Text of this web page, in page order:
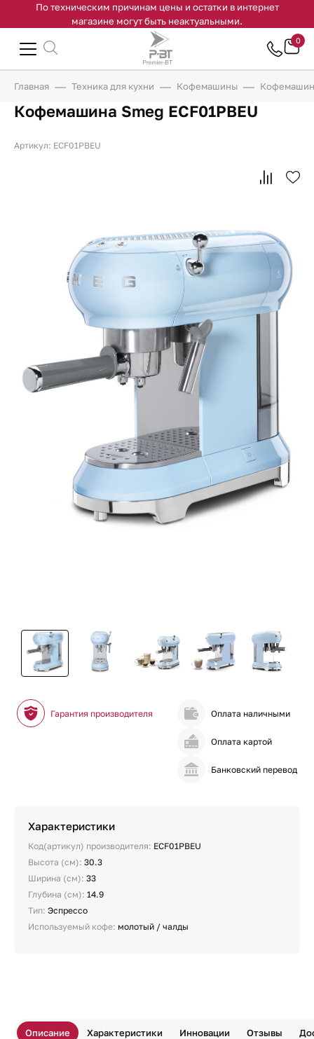
По техническим причинам цены и остатки в интернет
магазине могут быть неактуальными.
0
Главная Техника для кухни Кофемашины
Кофемашина Smeg ECF01PBEU
Артикул: ECF01PBEU
Гарантия производителя Оплата наличными
Оплата картой
Банковский перевод
Характеристики
Код(артикул) производителя: ECF01PBEU
Высота (см): 30.3
Ширина (см): 33
Глубина (см): 14.9
Тип: Эспрессо
Используемый кофе: молотый / чалды
Описание Характеристики Инновации Отзывы